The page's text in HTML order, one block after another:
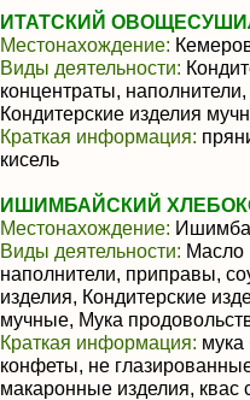
ИТАТСКИЙ
Местонахождение:
Виды деятельности:
концентраты,
Кондитерские изделия
Краткая информация:
кисель
ИШИМБАЙСКИЙ
Местонахождение:
Виды деятельности: Масло
наполнители, приправы,
изделия, Кондитерские
мучные, Мука
Краткая информация: мука
конфеты, не
макаронные изделия,